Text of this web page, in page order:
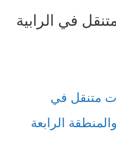
في الرابية
متنقل في
الرابعة